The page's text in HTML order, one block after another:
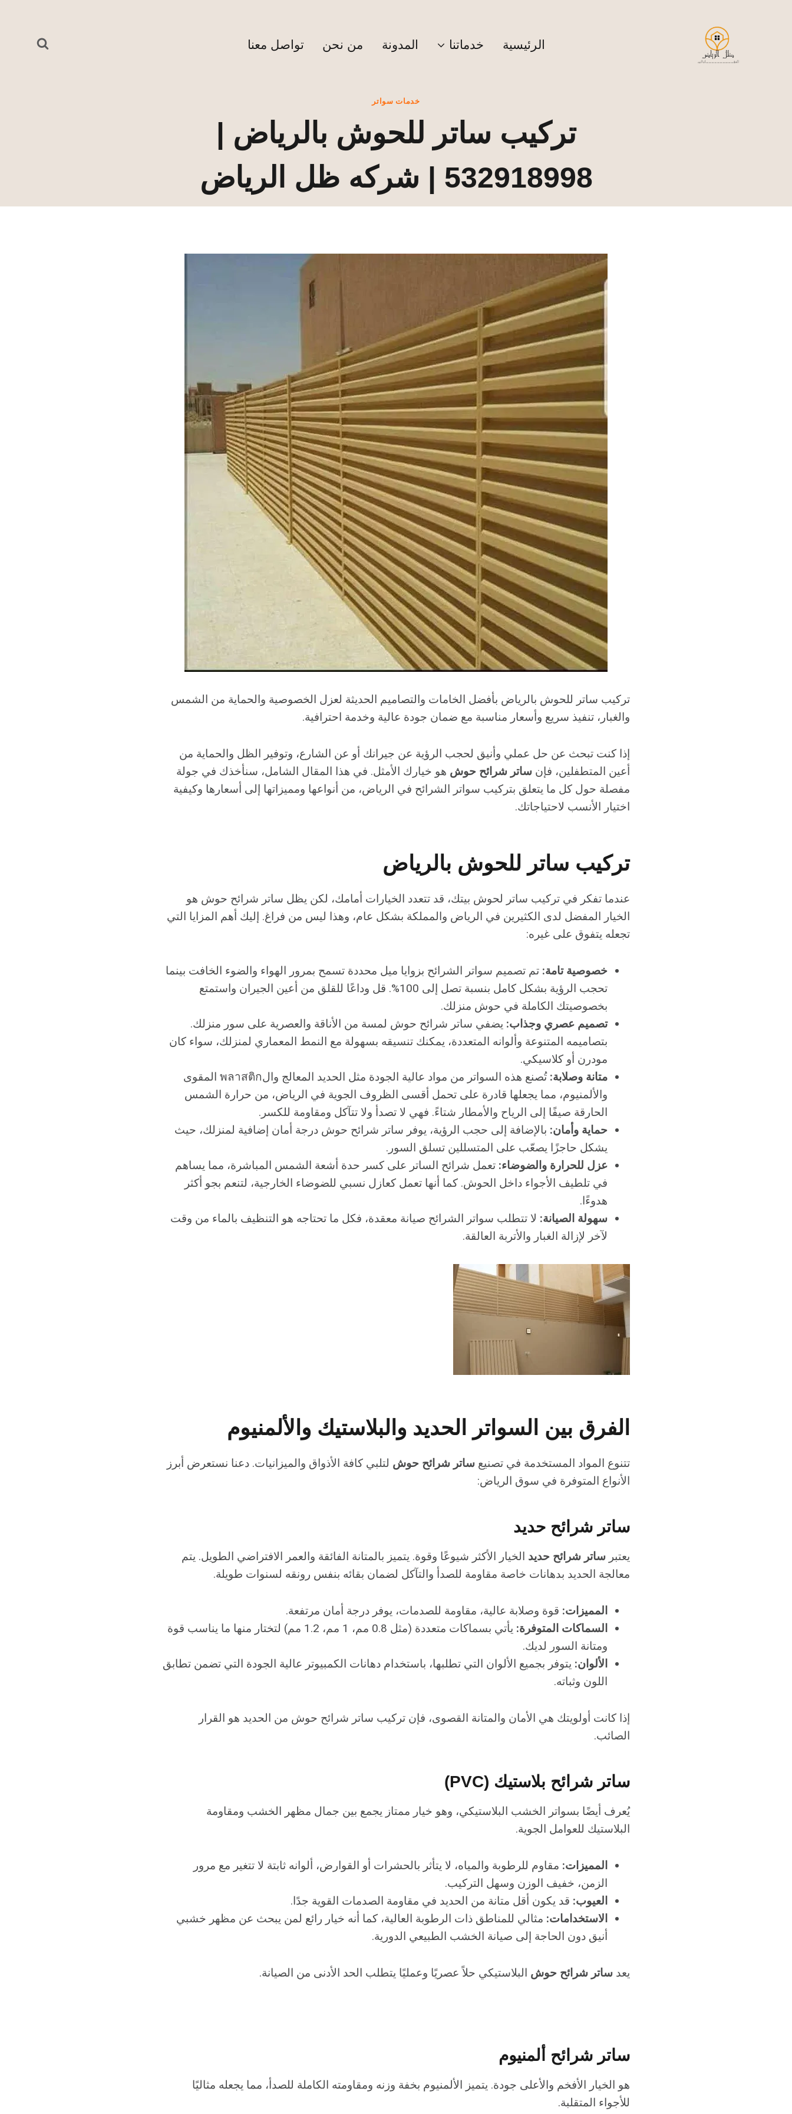
الرئيسية خدماتنا المدونة من نحن تواصل معنا
خدمات سواتر
تركيب ساتر للحوش بالرياض |
532918998 | شركه ظل الرياض
تركيب ساتر للحوش بالرياض بأفضل الخامات والتصاميم الحديثة لعزل الخصوصية والحماية من الشمس
والغبار، تنفيذ سريع وأسعار مناسبة مع ضمان جودة عالية وخدمة احترافية.
إذا كنت تبحث عن حل عملي وأنيق لحجب الرؤية عن جيرانك أو عن الشارع، وتوفير الظل والحماية من
أعين المتطفلين، فإن ساتر شرائح حوش هو خيارك الأمثل. في هذا المقال الشامل، سنأخذك في جولة
مفصلة حول كل ما يتعلق بتركيب سواتر الشرائح في الرياض، من أنواعها ومميزاتها إلى أسعارها وكيفية
اختيار الأنسب لاحتياجاتك.
تركيب ساتر للحوش بالرياض
عندما تفكر في تركيب ساتر لحوش بيتك، قد تتعدد الخيارات أمامك، لكن يظل ساتر شرائح حوش هو
الخيار المفضل لدى الكثيرين في الرياض والمملكة بشكل عام، وهذا ليس من فراغ. إليك أهم المزايا التي
تجعله يتفوق على غيره:
خصوصية تامة: تم تصميم سواتر الشرائح بزوايا ميل محددة تسمح بمرور الهواء والضوء الخافت بينما
تحجب الرؤية بشكل كامل بنسبة تصل إلى 100%. قل وداعًا للقلق من أعين الجيران واستمتع
بخصوصيتك الكاملة في حوش منزلك.
تصميم عصري وجذاب: يضفي ساتر شرائح حوش لمسة من الأناقة والعصرية على سور منزلك.
بتصاميمه المتنوعة وألوانه المتعددة، يمكنك تنسيقه بسهولة مع النمط المعماري لمنزلك، سواء كان
مودرن أو كلاسيكي.
متانة وصلابة:
تُصنع هذه السواتر من مواد عالية الجودة مثل الحديد المعالج والพลาสติก المقوى
والألمنيوم، مما يجعلها قادرة على تحمل أقسى الظروف الجوية في الرياض، من حرارة الشمس
الحارقة صيفًا إلى الرياح والأمطار شتاءً. فهي لا تصدأ ولا تتآكل ومقاومة للكسر.
حماية وأمان: بالإضافة إلى حجب الرؤية، يوفر ساتر شرائح حوش درجة أمان إضافية لمنزلك، حيث
يشكل حاجزًا يصعّب على المتسللين تسلق السور.
عزل للحرارة والضوضاء: تعمل شرائح الساتر على كسر حدة أشعة الشمس المباشرة، مما يساهم
في تلطيف الأجواء داخل الحوش. كما أنها تعمل كعازل نسبي للضوضاء الخارجية، لتنعم بجو أكثر
هدوءًا.
سهولة الصيانة: لا تتطلب سواتر الشرائح صيانة معقدة، فكل ما تحتاجه هو التنظيف بالماء من وقت
لآخر لإزالة الغبار والأتربة العالقة.
الفرق بين السواتر الحديد والبلاستيك والألمنيوم
تتنوع المواد المستخدمة في تصنيع ساتر شرائح حوش لتلبي كافة الأذواق والميزانيات. دعنا نستعرض أبرز
الأنواع المتوفرة في سوق الرياض:
ساتر شرائح حديد
يعتبر ساتر شرائح حديد الخيار الأكثر شيوعًا وقوة. يتميز بالمتانة الفائقة والعمر الافتراضي الطويل. يتم
معالجة الحديد بدهانات خاصة مقاومة للصدأ والتآكل لضمان بقائه بنفس رونقه لسنوات طويلة.
المميزات: قوة وصلابة عالية، مقاومة للصدمات، يوفر درجة أمان مرتفعة.
السماكات المتوفرة:
يأتي بسماكات متعددة (مثل 0.8 مم، 1 مم، 1.2 مم) لتختار منها ما يناسب قوة
ومتانة السور لديك.
الألوان: يتوفر بجميع الألوان التي تطلبها، باستخدام دهانات الكمبيوتر عالية الجودة التي تضمن تطابق
اللون وثباته.
إذا كانت أولويتك هي الأمان والمتانة القصوى، فإن تركيب ساتر شرائح حوش من الحديد هو القرار
الصائب.
ساتر شرائح بلاستيك (PVC)
يُعرف أيضًا بسواتر الخشب البلاستيكي، وهو خيار ممتاز يجمع بين جمال مظهر الخشب ومقاومة
البلاستيك للعوامل الجوية.
المميزات: مقاوم للرطوبة والمياه، لا يتأثر بالحشرات أو القوارض، ألوانه ثابتة لا تتغير مع مرور
الزمن، خفيف الوزن وسهل التركيب.
العيوب: قد يكون أقل متانة من الحديد في مقاومة الصدمات القوية جدًا.
الاستخدامات: مثالي للمناطق ذات الرطوبة العالية، كما أنه خيار رائع لمن يبحث عن مظهر خشبي
أنيق دون الحاجة إلى صيانة الخشب الطبيعي الدورية.
يعد ساتر شرائح حوش البلاستيكي حلاً عصريًا وعمليًا يتطلب الحد الأدنى من الصيانة.
ساتر شرائح ألمنيوم
هو الخيار الأفخم والأعلى جودة. يتميز الألمنيوم بخفة وزنه ومقاومته الكاملة للصدأ، مما يجعله مثاليًا
للأجواء المتقلبة.